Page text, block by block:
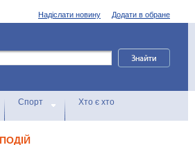
Додати в обране
Надіслати новину
Спорт Хто є хто